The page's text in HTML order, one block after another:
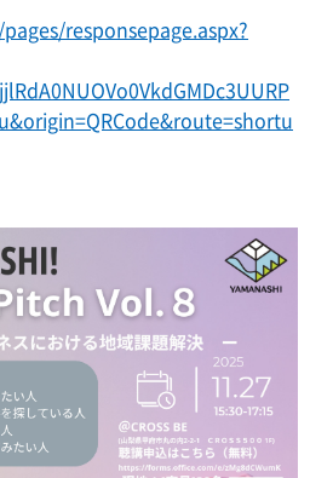
responsepage.aspx?